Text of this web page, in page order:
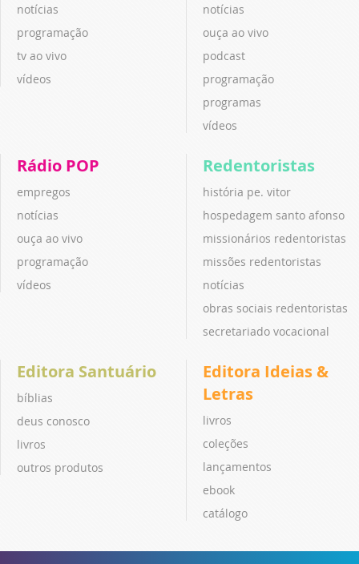
notícias
programação
tv ao vivo
vídeos
notícias
ouça ao vivo
podcast
programação
programas
vídeos
Rádio POP
empregos
notícias
ouça ao vivo
programação
vídeos
Redentoristas
história pe. vitor
hospedagem santo afonso
missionários redentoristas
missões redentoristas
notícias
obras sociais redentoristas
secretariado vocacional
Editora Santuário
bíblias
deus conosco
livros
outros produtos
Editora Ideias &
Letras
livros
coleções
lançamentos
ebook
catálogo